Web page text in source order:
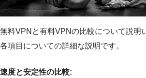
無料VPNと有料VPNの比較について説明
各項目についての詳細な説明です。
速度と安定性の比較: